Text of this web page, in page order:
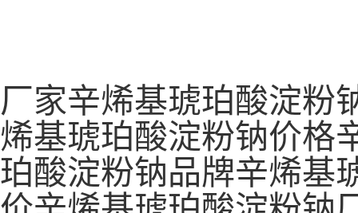
厂家辛烯基琥珀酸淀粉
烯基琥珀酸淀粉钠价格
珀酸淀粉钠品牌辛烯基